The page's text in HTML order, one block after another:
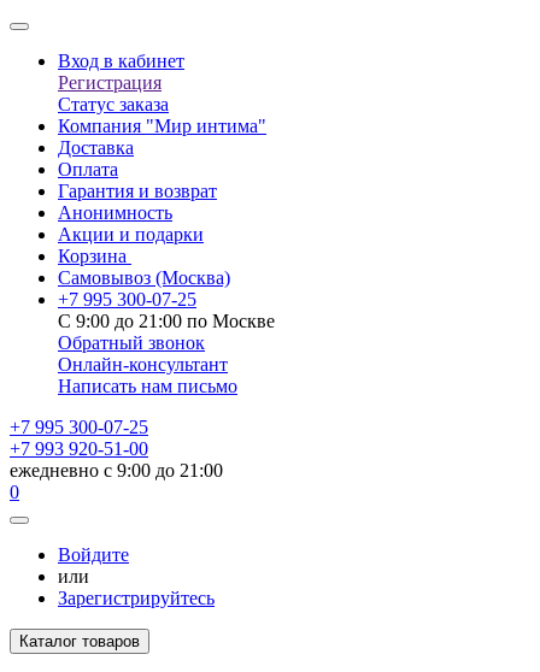
Вход в кабинет
Регистрация
Статус заказа
Компания "Мир интима"
Доставка
Оплата
Гарантия и возврат
Анонимность
Акции и подарки
Корзина
Самовывоз (Москва)
+7 995 300-07-25
С 9:00 до 21:00 по Москве
Обратный звонок
Онлайн-консультант
Написать нам письмо
+7 995 300-07-25
+7 993 920-51-00
ежедневно с 9:00 до 21:00
0
Войдите
или
Зарегистрируйтесь
Каталог товаров